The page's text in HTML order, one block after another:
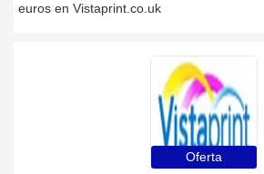
euros en Vistaprint.co.uk
Oferta